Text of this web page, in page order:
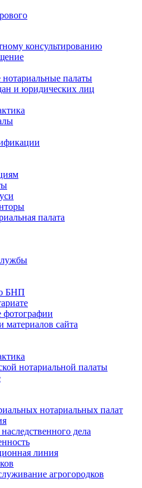
консультированию
палаты
и юридических лиц
палата
БНП
материалов сайта
нотариальной палаты
нотариальных палат
дела
линия
агрогородков